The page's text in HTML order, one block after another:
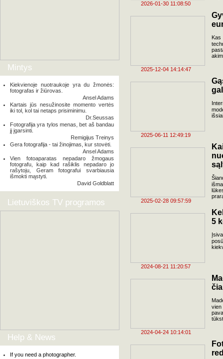
Mintys
Kiekvienoje nuotraukoje yra du žmonės:
fotografas ir žiūrovas.
Ansel Adams
Kartais jūs nesužinosite momento vertės
iki tol, kol tai netaps prisiminimu.
Dr.Seussas
Fotografija yra tylos menas, bet aš bandau
jį įgarsinti.
Remigijus Treinys
Gera fotografija - tai žinojimas, kur stovėti.
Ansel Adams
Vien fotoaparatas nepadaro žmogaus
fotografu, kaip kad rašiklis nepadaro jo
rašytoju, Geram fotografui svarbiausia
išmokti mąstyti.
David Goldblatt
Lietuviškos TV programos
Help & News
If you need a photographer.
2026-01-30 11:08:50
2025-12-04 14:14:47
Kas
2025-06-11 12:49:19
2025-02-28 09:57:59
2024-08-21 11:20:57
5
2024-04-24 10:14:01